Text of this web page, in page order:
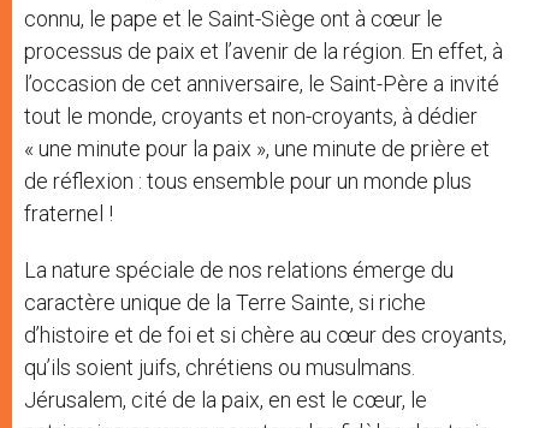
connu, le pape et le Saint-Siège ont à cœur le
processus de paix et l’avenir de la région. En effet, à
l’occasion de cet anniversaire, le Saint-Père a invité
tout le monde, croyants et non-croyants, à dédier
« une minute pour la paix », une minute de prière et
de réflexion : tous ensemble pour un monde plus
fraternel !
La nature spéciale de nos relations émerge du
caractère unique de la Terre Sainte, si riche
d’histoire et de foi et si chère au cœur des croyants,
qu’ils soient juifs, chrétiens ou musulmans.
Jérusalem, cité de la paix, en est le cœur, le